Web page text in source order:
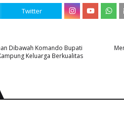
Twitter
Dibawah Komando Bupati
Keluarga Berkualitas